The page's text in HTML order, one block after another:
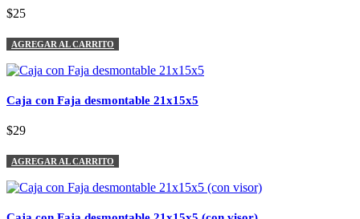
$25
AGREGAR AL CARRITO
Caja con Faja desmontable 21x15x5
$29
AGREGAR AL CARRITO